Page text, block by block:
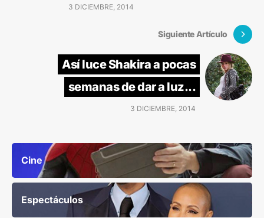
3 DICIEMBRE, 2014
Siguiente Artículo
Así luce Shakira a pocas
semanas de dar a luz...
3 DICIEMBRE, 2014
Cine
Espectáculos